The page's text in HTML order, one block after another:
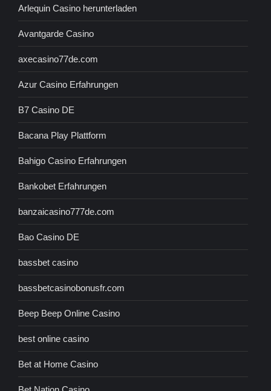
Arlequin Casino herunterladen
Avantgarde Casino
axecasino77de.com
Azur Casino Erfahrungen
B7 Casino DE
Bacana Play Plattform
Bahigo Casino Erfahrungen
Bankobet Erfahrungen
banzaicasino777de.com
Bao Casino DE
bassbet casino
bassbetcasinobonusfr.com
Beep Beep Online Casino
best online casino
Bet at Home Casino